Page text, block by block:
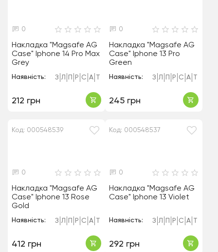
0
Накладка "Magsafe AG
Case" Iphone 14 Pro Max
Grey
Наявність: З Л Р С А
212 грн
0
Накладка "Magsafe AG
Case" Iphone 13 Pro
Green
Наявність: З Л Р С А
245 грн
Код: 000548539
0
Накладка "Magsafe AG
Case" Iphone 13 Rose
Gold
Наявність: З Л Р С А
412 грн
Код: 000548537
0
Накладка "Magsafe AG
Case" Iphone 13 Violet
Наявність: З Л Р С А
292 грн